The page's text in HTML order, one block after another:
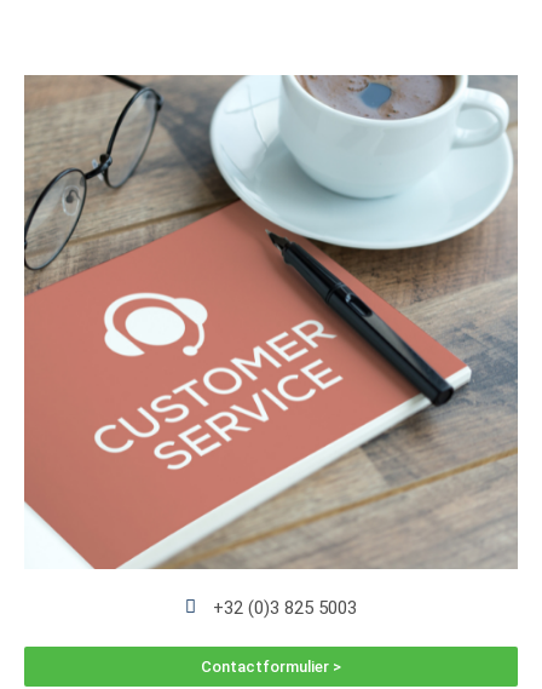
+32 (0)3 825 5003
Contactformulier >